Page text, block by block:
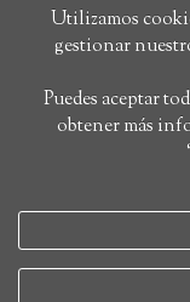
Utilizamos
gestionar
Puedes aceptar
obtener más